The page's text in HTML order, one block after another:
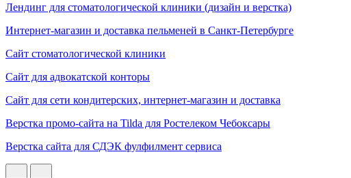
Лендинг для стоматологической клиники (дизайн и верстка)
Интернет-магазин и доставка пельменей в Санкт-Петербурге
Сайт стоматологической клиники
Сайт для адвокатской конторы
Сайт для сети кондитерских, интернет-магазин и доставка
Верстка промо-сайта на Tilda для Ростелеком Чебоксары
Верстка сайта для СДЭК фулфилмент сервиса